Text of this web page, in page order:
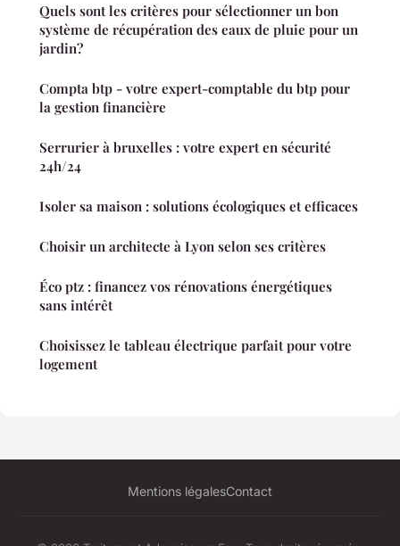
Quels sont les critères pour sélectionner un bon
système de récupération des eaux de pluie pour un
jardin?
Compta btp - votre expert-comptable du btp pour
la gestion financière
Serrurier à bruxelles : votre expert en sécurité
24h/24
Isoler sa maison : solutions écologiques et efficaces
Choisir un architecte à Lyon selon ses critères
Éco ptz : financez vos rénovations énergétiques
sans intérêt
Choisissez le tableau électrique parfait pour votre
logement
Mentions légalesContact